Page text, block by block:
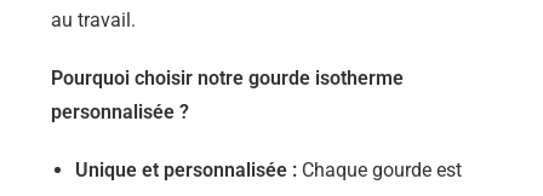
au travail.
Pourquoi choisir notre gourde isotherme
personnalisée ?
Unique et personnalisée : Chaque gourde est